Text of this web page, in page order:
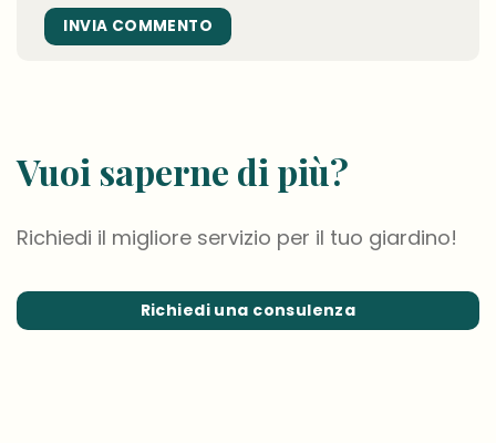
Vuoi saperne di più?
Richiedi il migliore servizio per il tuo giardino!
Richiedi una consulenza